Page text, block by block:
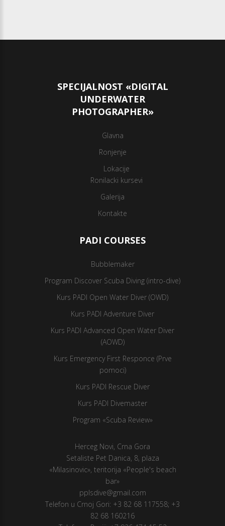
SPECIJALNOST «DIGITAL
UNDERWATER
PHOTOGRAPHER»
Glavna
Ronjenje
Lokacije
Ronilacki kursevi
Galerija
Kontakte
PADI COURSES
Bubblemaker
Program Discover Scuba Diving (intro-dive)
Kurs PADI Open Water Diver (OWD)
Kurs PADI Adventure Diver
Kurs PADI Advanced Open Water Diver
(AOWD)
Kurs Emergency First Responce (Prve
pomoci)
Kurs PADI Rescue Diver
Kurs PADI Divemaster
Program «Scuba Review»
Herceg Novi, Crna Gora
Setaliste Pet Danica, 8, plaza
«Milasinovic», teritorija «People's beach
bar»
pplsdive@gmail.com
Telefon u Crnoj Gori: +3 82 68 117558; +3
82 68 160216